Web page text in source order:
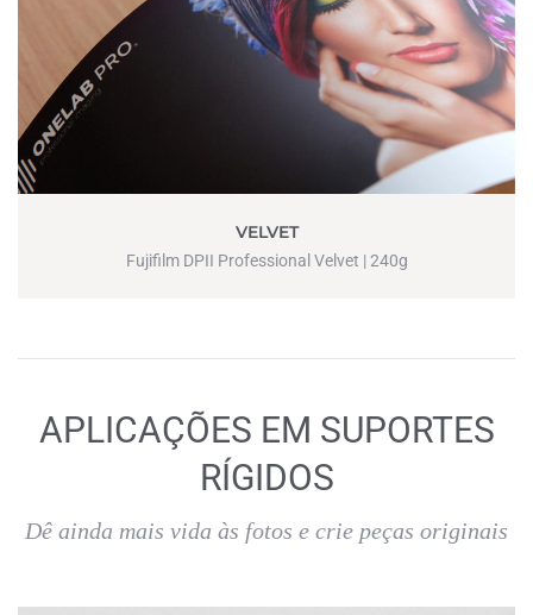
VELVET
Fujifilm DPII Professional Velvet | 240g
APLICAÇÕES EM SUPORTES
RÍGIDOS
Dê ainda mais vida às fotos e crie peças originais